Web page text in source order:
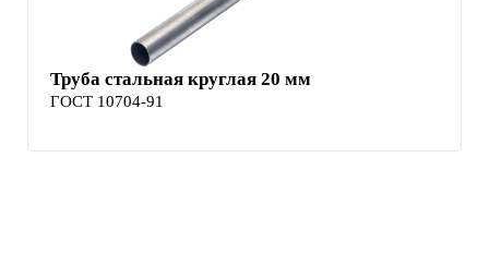
Труба стальная круглая 20 мм
ГОСТ 10704-91